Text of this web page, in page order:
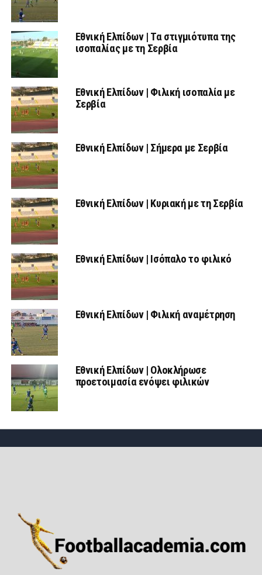
Εθνική Ελπίδων | Τα στιγμιότυπα της
ισοπαλίας με τη Σερβία
Εθνική Ελπίδων | Φιλική ισοπαλία με
Σερβία
Εθνική Ελπίδων | Σήμερα με Σερβία
Εθνική Ελπίδων | Κυριακή με τη Σερβία
Εθνική Ελπίδων | Ισόπαλο το φιλικό
Εθνική Ελπίδων | Φιλική αναμέτρηση
Εθνική Ελπίδων | Ολοκλήρωσε
προετοιμασία ενόψει φιλικών